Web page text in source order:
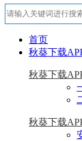
首页
秋葵下载
秋葵下载
秋葵下载